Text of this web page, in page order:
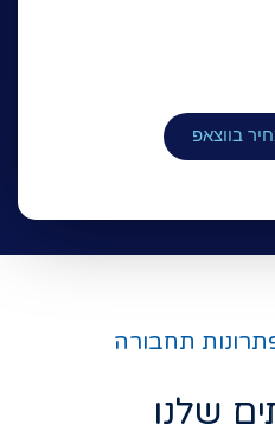
בווצאפ
תחבורה
שלנו